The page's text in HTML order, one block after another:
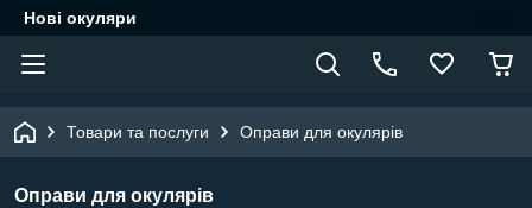
Нові окуляри
Товари та послуги Оправи для окулярів
Оправи для окулярів